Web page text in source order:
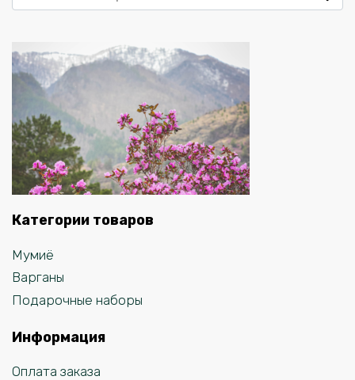
Категории товаров
Мумиё
Варганы
Подарочные наборы
Информация
Оплата заказа